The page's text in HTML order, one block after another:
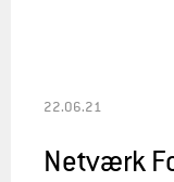
22.06.21
Netværk